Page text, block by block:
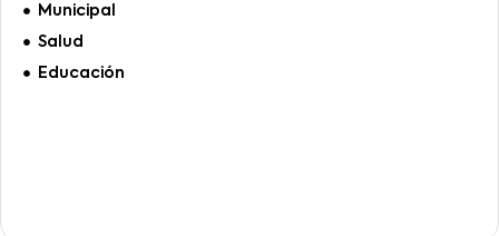
Municipal
Salud
Educación